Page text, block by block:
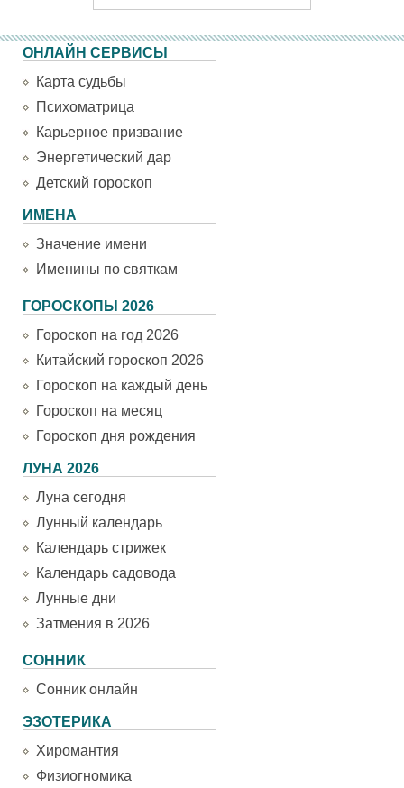
ОНЛАЙН СЕРВИСЫ
Карта судьбы
Психоматрица
Карьерное призвание
Энергетический дар
Детский гороскоп
ИМЕНА
Значение имени
Именины по святкам
ГОРОСКОПЫ 2026
Гороскоп на год 2026
Китайский гороскоп 2026
Гороскоп на каждый день
Гороскоп на месяц
Гороскоп дня рождения
ЛУНА 2026
Луна сегодня
Лунный календарь
Календарь стрижек
Календарь садовода
Лунные дни
Затмения в 2026
СОННИК
Сонник онлайн
ЭЗОТЕРИКА
Хиромантия
Физиогномика